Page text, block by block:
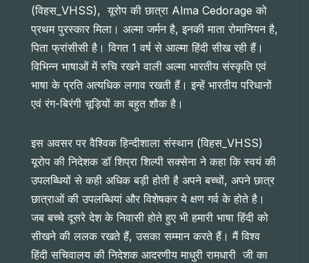
(विहस_VHSS), यूरोप की छात्रा Alma Cedorage को
प्रथम पुरस्कार मिला। अल्मा जर्मन है, इनकी माता रोमानियन है,
पिता फ्रांसीसी है। विगत 1 वर्ष से आल्मा हिंदी सीख रही हैं।
विभिन्न भाषाओं में रुचि रखने वाली अल्मा भारतीय संस्कृति एवं
भाषा के प्रति अत्यधिक लगाव रखती हैं। इन्हें भारतीय परिधानों
एवं रंग-बिरंगी चूड़ियों का बहुत शौक है।
इस अवसर पर वैश्विक हिन्दीशाला संस्थान (विहस_VHSS)
यूरोप की निदेशक डॉ शिप्रा शिल्पी सक्सेना ने कहा कि स्वयं की
उपलब्धियों से कही अधिक बड़ी होती है अपने बच्चों, अपने छात्र
छात्राओं की उपलब्धियां और विशेषकर ये क्षण गर्व के होते है।
जब बच्चे दूसरे देश के निवासी होते हुए भी हमारी भाषा हिंदी को
सीखने की ललक रखते हैं, उसका सम्मान करते हैं। मैं विश्व
हिंदी सचिवालय की निदेशक आदरणीय माधुरी रामधारी जी का